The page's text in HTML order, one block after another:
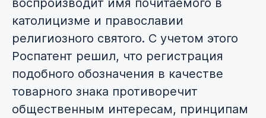
воспроизводит имя почитаемого в
католицизме и православии
религиозного святого. С учетом этого
Роспатент решил, что регистрация
подобного обозначения в качестве
товарного знака противоречит
общественным интересам, принципам